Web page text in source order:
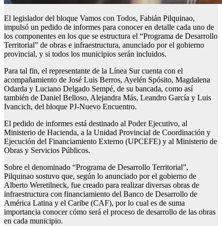
El legislador del bloque Vamos con Todos, Fabián Pilquinao,
impulsó un pedido de informes para conocer en detalle cada uno de
los componentes en los que se estructura el “Programa de Desarrollo
Territorial” de obras e infraestructura, anunciado por el gobierno
provincial, y si todos los municipios serán incluidos.
Para tal fin, el representante de la Línea Sur cuenta con el
acompañamiento de José Luis Berros, Ayelén Spósito, Magdalena
Odarda y Luciano Delgado Sempé, de su bancada, como así
también de Daniel Belloso, Alejandra Más, Leandro García y Luis
Ivancich, del bloque PJ-Nuevo Encuentro.
El pedido de informes está destinado al Poder Ejecutivo, al
Ministerio de Hacienda, a la Unidad Provincial de Coordinación y
Ejecución del Financiamiento Externo (UPCEFE) y al Ministerio de
Obras y Servicios Públicos.
Sobre el denominado “Programa de Desarrollo Territorial”,
Pilquinao sostuvo que, según lo anunciado por el gobierno de
Alberto Weretilneck, fue creado para realizar diversas obras de
infraestructura con financiamiento del Banco de Desarrollo de
América Latina y el Caribe (CAF), por lo cual es de suma
importancia conocer cómo será el proceso de desarrollo de las obras
en cada municipio.